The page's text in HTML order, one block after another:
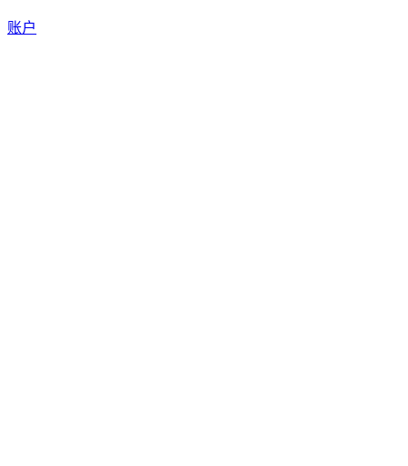
账户